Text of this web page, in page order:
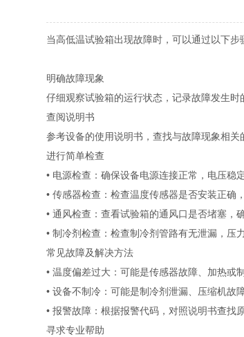
当高低温试验箱出现故障时，可以通过以下步
明确故障现象
仔细观察试验箱的运行状态，记录故障发生
查阅说明书
参考设备的使用说明书，查找与故障现象相关
进行简单检查
• 电源检查：确保设备电源连接正常，电压稳定
• 传感器检查：检查温度传感器是否安装正确
• 通风检查：查看试验箱的通风口是否堵塞，
• 制冷剂检查：检查制冷剂管路有无泄漏，压
常见故障及解决方法
• 温度偏差过大：可能是传感器故障、加热或
• 设备不制冷：可能是制冷剂泄漏、压缩机故
• 报警故障：根据报警代码，对照说明书查找
寻求专业帮助